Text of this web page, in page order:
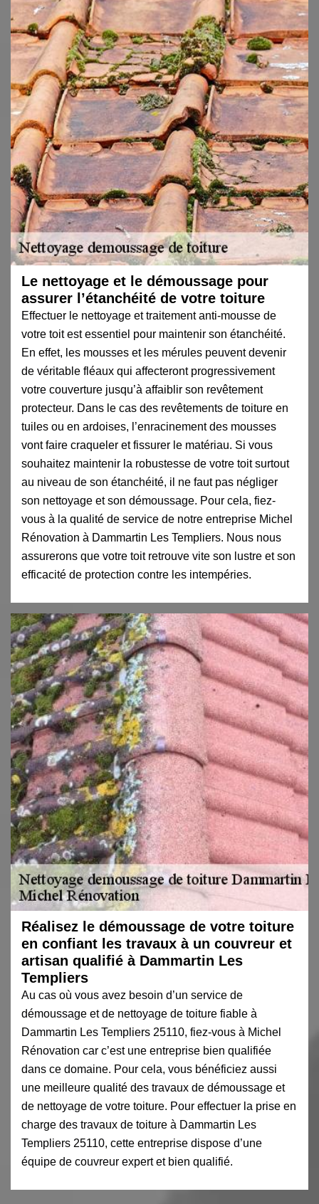
Le nettoyage et le démoussage pour
assurer l’étanchéité de votre toiture
Effectuer le nettoyage et traitement anti-mousse de
votre toit est essentiel pour maintenir son étanchéité.
En effet, les mousses et les mérules peuvent devenir
de véritable fléaux qui affecteront progressivement
votre couverture jusqu’à affaiblir son revêtement
protecteur. Dans le cas des revêtements de toiture en
tuiles ou en ardoises, l’enracinement des mousses
vont faire craqueler et fissurer le matériau. Si vous
souhaitez maintenir la robustesse de votre toit surtout
au niveau de son étanchéité, il ne faut pas négliger
son nettoyage et son démoussage. Pour cela, fiez-
vous à la qualité de service de notre entreprise Michel
Rénovation à Dammartin Les Templiers. Nous nous
assurerons que votre toit retrouve vite son lustre et son
efficacité de protection contre les intempéries.
Réalisez le démoussage de votre toiture
en confiant les travaux à un couvreur et
artisan qualifié à Dammartin Les
Templiers
Au cas où vous avez besoin d’un service de
démoussage et de nettoyage de toiture fiable à
Dammartin Les Templiers 25110, fiez-vous à Michel
Rénovation car c’est une entreprise bien qualifiée
dans ce domaine. Pour cela, vous bénéficiez aussi
une meilleure qualité des travaux de démoussage et
de nettoyage de votre toiture. Pour effectuer la prise en
charge des travaux de toiture à Dammartin Les
Templiers 25110, cette entreprise dispose d’une
équipe de couvreur expert et bien qualifié.